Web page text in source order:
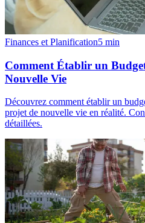
Finances et Planification5 min
Comment Établir un
Nouvelle Vie
Découvrez comment établir un
projet de nouvelle vie en réalité.
détaillées.